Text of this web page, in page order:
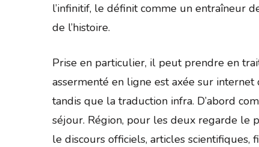
l’infinitif, le définit comme un entraîneur
de l’histoire.
Prise en particulier, il peut prendre en
assermenté en ligne est axée sur
tandis que la traduction infra. D’abord
séjour. Région, pour les deux regarde le
le discours officiels, articles scientifiques,